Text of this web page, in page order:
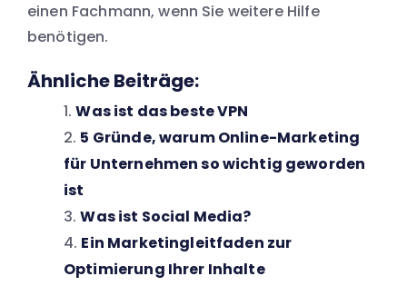
einen Fachmann, wenn Sie weitere Hilfe
benötigen.
Ähnliche Beiträge:
Was ist das beste VPN
5 Gründe, warum Online-Marketing
für Unternehmen so wichtig geworden
ist
Was ist Social Media?
Ein Marketingleitfaden zur
Optimierung Ihrer Inhalte